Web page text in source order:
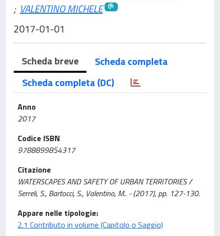
; VALENTINO MICHELE
2017-01-01
Scheda breve
Scheda completa
Scheda completa (DC)
Anno
2017
Codice ISBN
9788899854317
Citazione
WATERSCAPES AND SAFETY OF URBAN TERRITORIES /
Serreli, S., Bartocci, S., Valentino, M.. - (2017), pp. 127-130.
Appare nelle tipologie:
2.1 Contributo in volume (Capitolo o Saggio)